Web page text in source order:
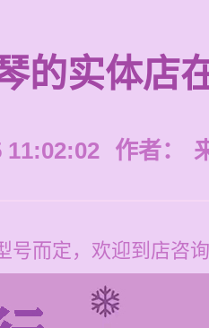
的实体店
11:02:02 作者：
而定，欢迎到店咨询